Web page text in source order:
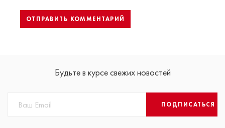
Будьте в курсе свежих новостей
ПОДПИСАТЬСЯ